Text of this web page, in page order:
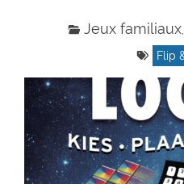
Jeux familiaux
Flip